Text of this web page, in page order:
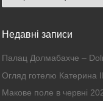
Недавні записи
Палац Долмабахче –
Огляд готелю Катерина
Макове поле в червні